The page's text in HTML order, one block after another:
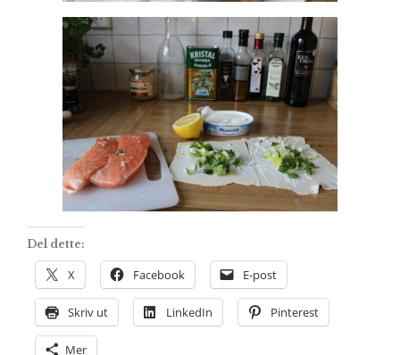
Del dette:
X Facebook E-post
Skriv ut LinkedIn Pinterest
Mer